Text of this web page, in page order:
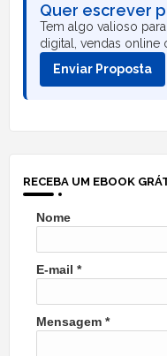
Quer escrever
Tem algo valioso
digital, vendas
Enviar Proposta
RECEBA UM EBOOK
Nome
E-mail *
Mensagem *